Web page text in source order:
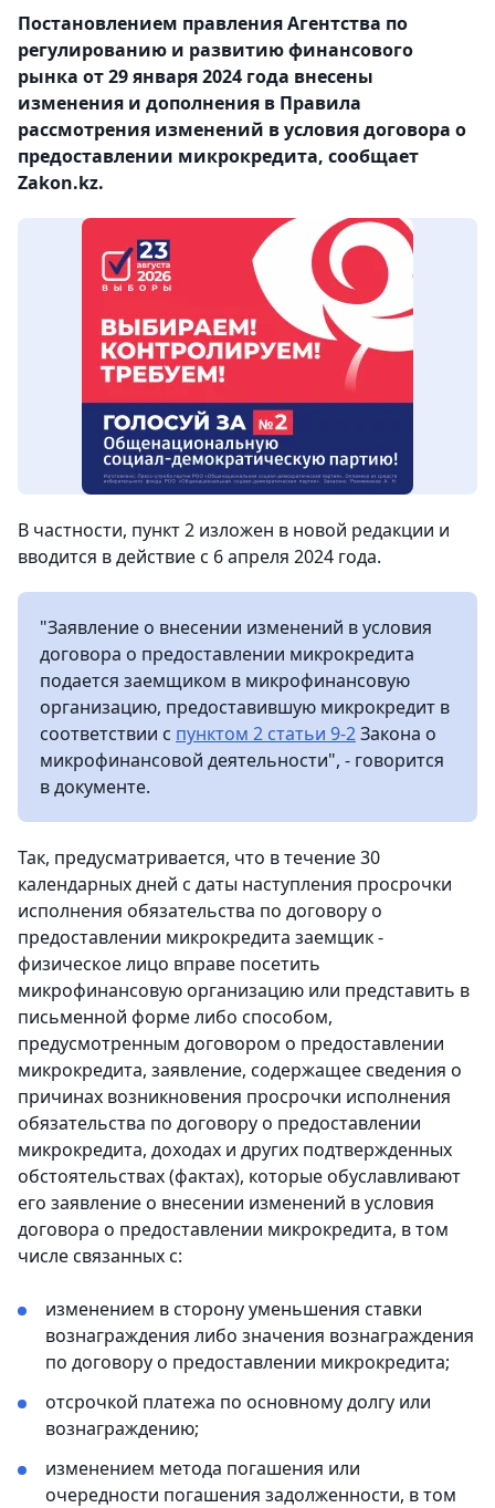
Постановлением правления Агентства по
регулированию и развитию финансового
рынка от 29 января 2024 года внесены
изменения и дополнения в Правила
рассмотрения изменений в условия договора о
предоставлении микрокредита, сообщает
Zakon.kz.
В частности, пункт 2 изложен в новой редакции и
вводится в действие с 6 апреля 2024 года.
"Заявление о внесении изменений в условия
договора о предоставлении микрокредита
подается заемщиком в микрофинансовую
организацию, предоставившую микрокредит в
соответствии с пунктом 2 статьи 9-2Закона о
микрофинансовой деятельности", - говорится
в документе.
Так, предусматривается, что в течение 30
календарных дней с даты наступления просрочки
исполнения обязательства по договору о
предоставлении микрокредита заемщик -
физическое лицо вправе посетить
микрофинансовую организацию или представить в
письменной форме либо способом,
предусмотренным договором о предоставлении
микрокредита, заявление, содержащее сведения о
причинах возникновения просрочки исполнения
обязательства по договору о предоставлении
микрокредита, доходах и других подтвержденных
обстоятельствах (фактах), которые обуславливают
его заявление о внесении изменений в условия
договора о предоставлении микрокредита, в том
числе связанных с:
изменением в сторону уменьшения ставки
вознаграждения либо значения вознаграждения
по договору о предоставлении микрокредита;
отсрочкой платежа по основному долгу или
вознаграждению;
изменением метода погашения или
очередности погашения задолженности, в том